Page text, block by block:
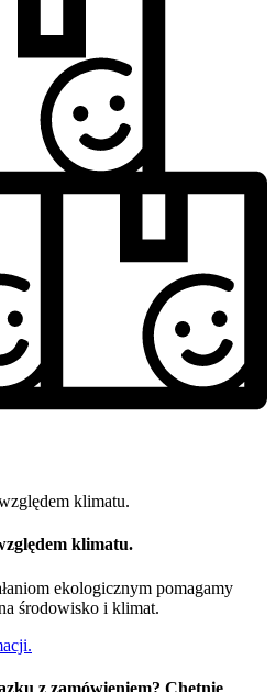
klimatu.
ekologicznym pomagamy
środowisko i klimat.
z zamówieniem? Chętnie